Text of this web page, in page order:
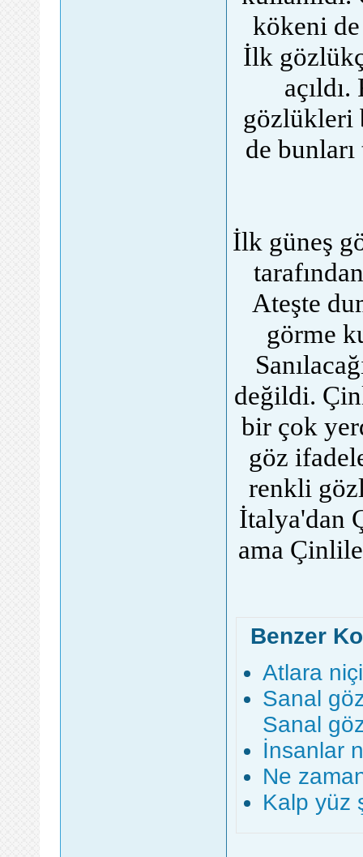
kökeni
İlk
gözlükleri
de
İlk güneş
Ateşte
görme
değildi.
bir çok
göz
renkli
İtalya'dan
ama
Benzer
Atlara
Sanal
Sanal
İnsanlar
Ne
Kalp yüz